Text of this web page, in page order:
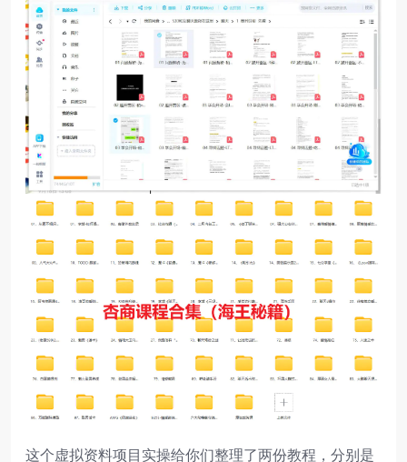
这个虚拟资料项目实操给你们整理了两份教程，分别是